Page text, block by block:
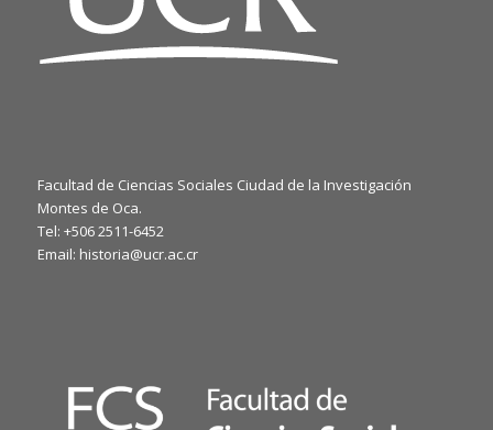
Facultad de Ciencias Sociales Ciudad de la Investigación
Montes de Oca.
Tel: +506 2511-6452
Email: historia@ucr.ac.cr